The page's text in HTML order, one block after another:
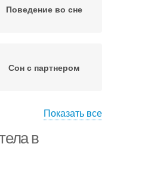
Поведение во сне
Сон с партнером
Показать все
в